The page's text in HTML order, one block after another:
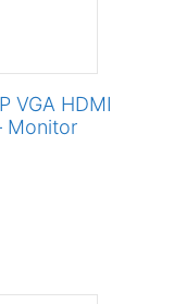
VGA HDMI
Monitor – שלוש שנים באתר הלקוח